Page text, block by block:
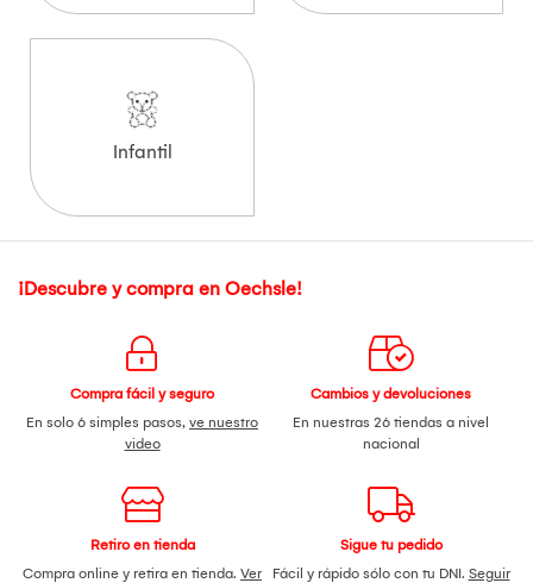
Infantil
¡Descubre y compra en Oechsle!
Compra fácil y seguro
En solo 6 simples pasos, ve nuestro
video
Cambios y devoluciones
En nuestras 26 tiendas a nivel
nacional
Retiro en tienda
Compra online y retira en tienda. Ver
Sigue tu pedido
Fácil y rápido sólo con tu DNI. Seguir